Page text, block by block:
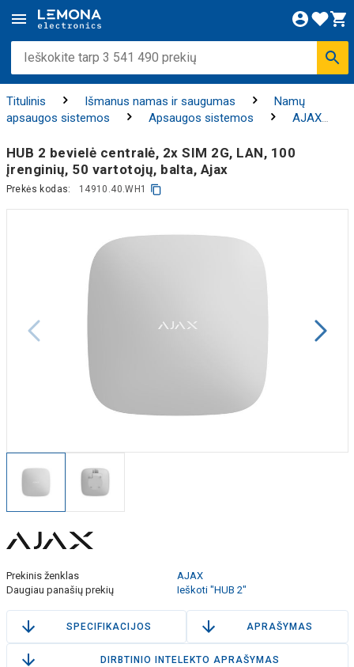
Titulinis Išmanus namas ir saugumas
Namų
apsaugos sistemos
Apsaugos sistemos
AJAX
HUB 2 bevielė centralė, 2x SIM 2G, LAN, 100
įrenginių, 50 vartotojų, balta, Ajax
Prekės kodas: 14910.40.WH1
Prekinis ženklas
AJAX
Daugiau panašių prekių
Ieškoti "HUB 2"
SPECIFIKACIJOS APRAŠYMAS
DIRBTINIO INTELEKTO APRAŠYMAS